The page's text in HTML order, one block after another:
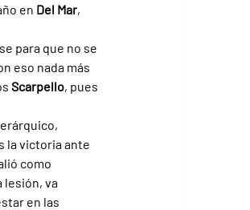
en Del Mar,
para que no se
eso nada más
Scarpello, pues
la victoria ante
como
lesión, va
en las